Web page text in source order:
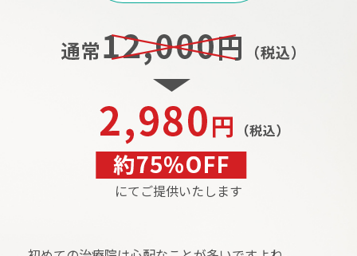
にてご提供いたします